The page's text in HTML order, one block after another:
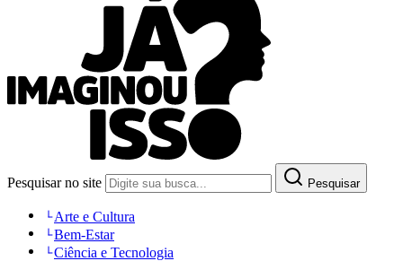
Pesquisar no site Pesquisar
Arte e Cultura
Bem-Estar
Ciência e Tecnologia